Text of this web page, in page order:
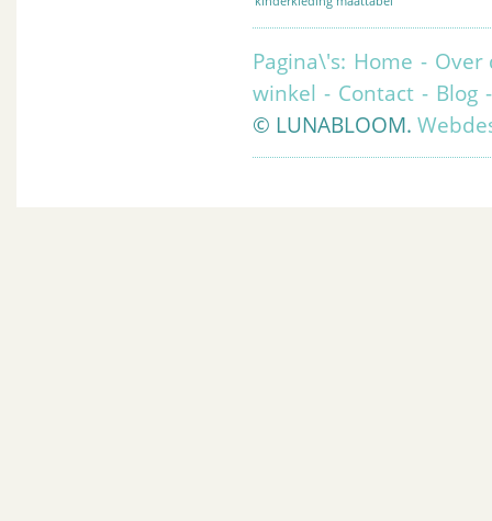
Pagina\'s: Home - Over
winkel - Contact - Blog
© LUNABLOOM.